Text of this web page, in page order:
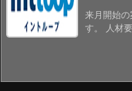
来月開始
す。 人材